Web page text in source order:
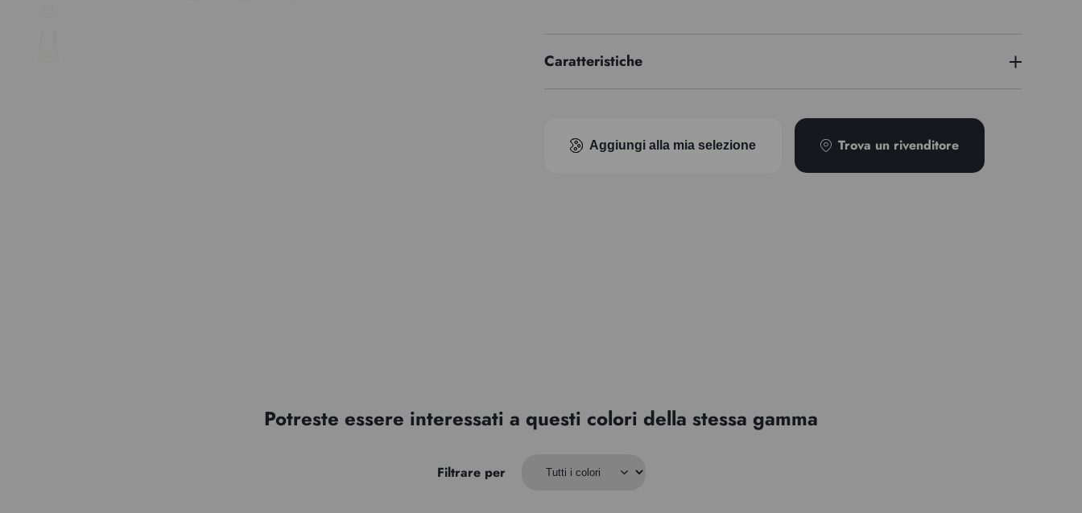
Caratteristiche
Indice di pigmento
PV16
Semi-transparent
Aggiungi alla mia selezione Trova un rivenditore
Potreste essere interessati a questi colori della stessa gamma
Filtrare per